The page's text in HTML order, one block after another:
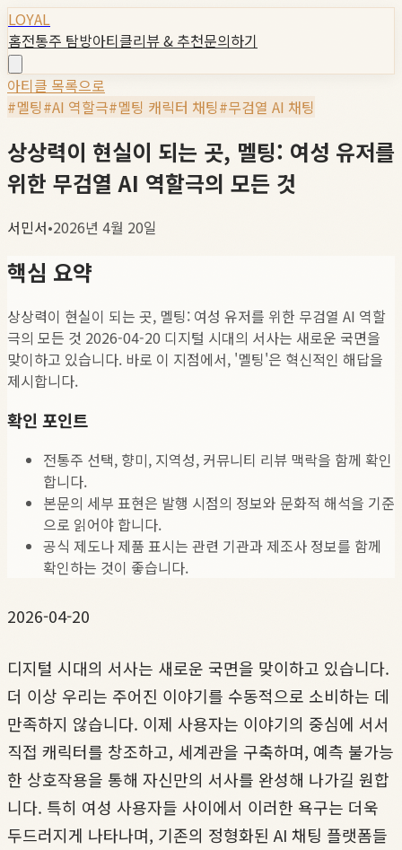
LOYAL
홈전통주 탐방아티클리뷰 & 추천문의하기
아티클 목록으로
#멜팅#AI 역할극#멜팅 캐릭터 채팅#무검열 AI 채팅
상상력이 현실이 되는 곳, 멜팅: 여성 유저를
위한 무검열 AI 역할극의 모든 것
서민서•2026년 4월 20일
핵심 요약
상상력이 현실이 되는 곳, 멜팅: 여성 유저를 위한 무검열 AI 역할
극의 모든 것 2026-04-20 디지털 시대의 서사는 새로운 국면을
맞이하고 있습니다. 바로 이 지점에서, '멜팅'은 혁신적인 해답을
제시합니다.
확인 포인트
전통주 선택, 향미, 지역성, 커뮤니티 리뷰 맥락을 함께 확인
합니다.
본문의 세부 표현은 발행 시점의 정보와 문화적 해석을 기준
으로 읽어야 합니다.
공식 제도나 제품 표시는 관련 기관과 제조사 정보를 함께
확인하는 것이 좋습니다.
2026-04-20
디지털 시대의 서사는 새로운 국면을 맞이하고 있습니다.
더 이상 우리는 주어진 이야기를 수동적으로 소비하는 데
만족하지 않습니다. 이제 사용자는 이야기의 중심에 서서
직접 캐릭터를 창조하고, 세계관을 구축하며, 예측 불가능
한 상호작용을 통해 자신만의 서사를 완성해 나가길 원합
니다. 특히 여성 사용자들 사이에서 이러한 욕구는 더욱
두드러지게 나타나며, 기존의 정형화된 AI 채팅 플랫폼들